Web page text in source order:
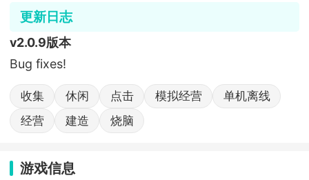
更新日志
v2.0.9版本
Bug fixes!
收集 休闲 点击 模拟经营
单机离线
经营
建造 烧脑
游戏信息